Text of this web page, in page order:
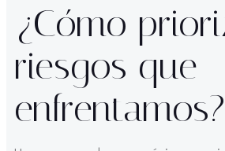
¿Cómo
riesgos que
enfrentamos?